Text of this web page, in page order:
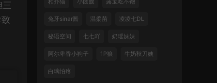
三
兔牙sinar酱 温柔苗 凌凌七DL
秘语空间 七七吖 奶瑶妹妹
阿尔卑香小狗子 1P狼 牛奶秋刀姨
白璃怕疼